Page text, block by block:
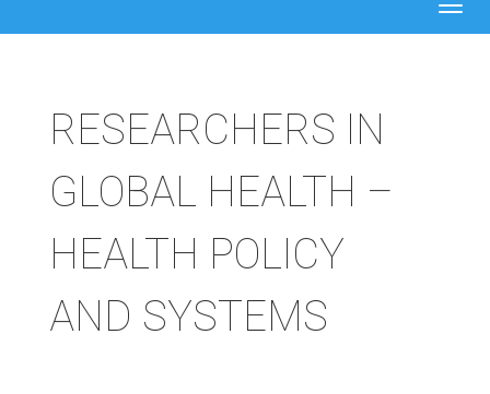
RESEARCHERS IN
GLOBAL HEALTH –
HEALTH POLICY
AND SYSTEMS